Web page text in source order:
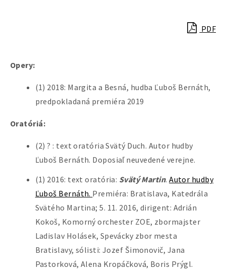
PDF
Opery:
(1) 2018: Margita a Besná, hudba Ľuboš Bernáth,
predpokladaná premiéra 2019
Oratóriá:
(2) ? : text oratória Svätý Duch. Autor hudby
Ľuboš Bernáth. Doposiaľ neuvedené verejne.
(1) 2016: text oratória: Svätý Martin.Autor hudby
Ľuboš Bernáth. Premiéra: Bratislava, Katedrála
Svätého Martina; 5. 11. 2016, dirigent: Adrián
Kokoš, Komorný orchester ZOE, zbormajster
Ladislav Holásek, Spevácky zbor mesta
Bratislavy, sólisti: Jozef Šimonovič, Jana
Pastorková, Alena Kropáčková, Boris Prýgl.